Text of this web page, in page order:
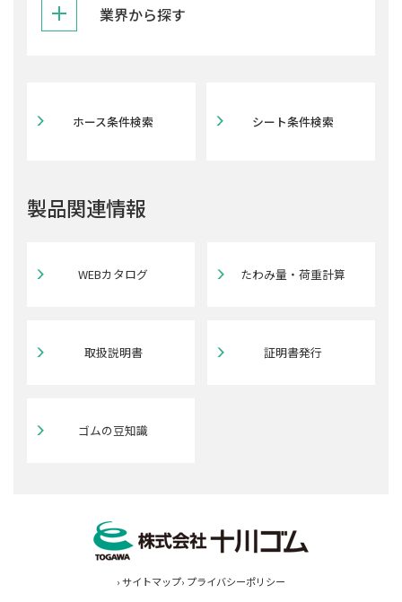
業界から探す
ホース条件検索 シート条件検索
製品関連情報
WEBカタログ たわみ量・荷重計算
取扱説明書 証明書発行
ゴムの豆知識
› サイトマップ› プライバシーポリシー